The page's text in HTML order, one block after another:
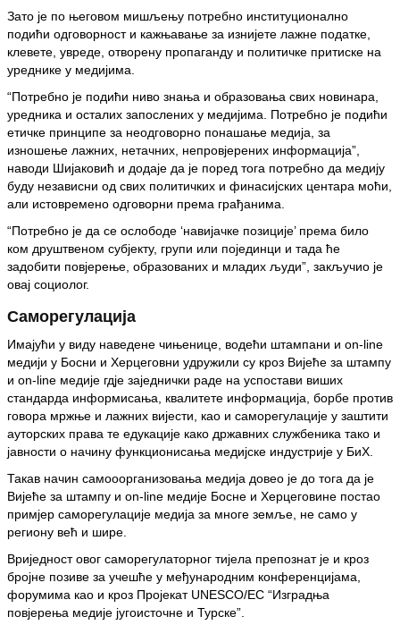
Зато је по његовом мишљењу потребно институционално
подићи одговорност и кажњавање за изнијете лажне податке,
клевете, увреде, отворену пропаганду и политичке притиске на
уреднике у медијима.
“Потребно је подићи ниво знања и образовања свих новинара,
уредника и осталих запослених у медијима. Потребно је подићи
етичке принципе за неодговорно понашање медија, за
изношење лажних, нетачних, непровјерених информација”,
наводи Шијаковић и додаје да је поред тога потребно да медију
буду независни од свих политичких и финасијских центара моћи,
али истовремено одговорни према грађанима.
“Потребно је да се ослободе ‘навијачке позиције’ према било
ком друштвеном субјекту, групи или појединци и тада ће
задобити повјерење, образованих и младих људи”, закључио је
овај социолог.
Саморегулација
Имајући у виду наведене чињенице, водећи штампани и on-line
медији у Босни и Херцеговни удружили су кроз Вијеће за штампу
и on-line медије гдје заједнички раде на успостави виших
стандарда информисања, квалитете информација, борбе против
говора мржње и лажних вијести, као и саморегулације у заштити
ауторских права те едукације како државних службеника тако и
јавности о начину функционисања медијске индустрије у БиХ.
Такав начин самооорганизовања медија довео је до тога да је
Вијеће за штампу и on-line медије Босне и Херцеговине постао
примјер саморегулације медија за многе земље, не само у
региону већ и шире.
Вриједност овог саморегулаторног тијела препознат је и кроз
бројне позиве за учешће у међународним конференцијама,
форумима као и кроз Пројекат UNESCO/EC “Изградња
повјерења медије југоисточне и Турске”.